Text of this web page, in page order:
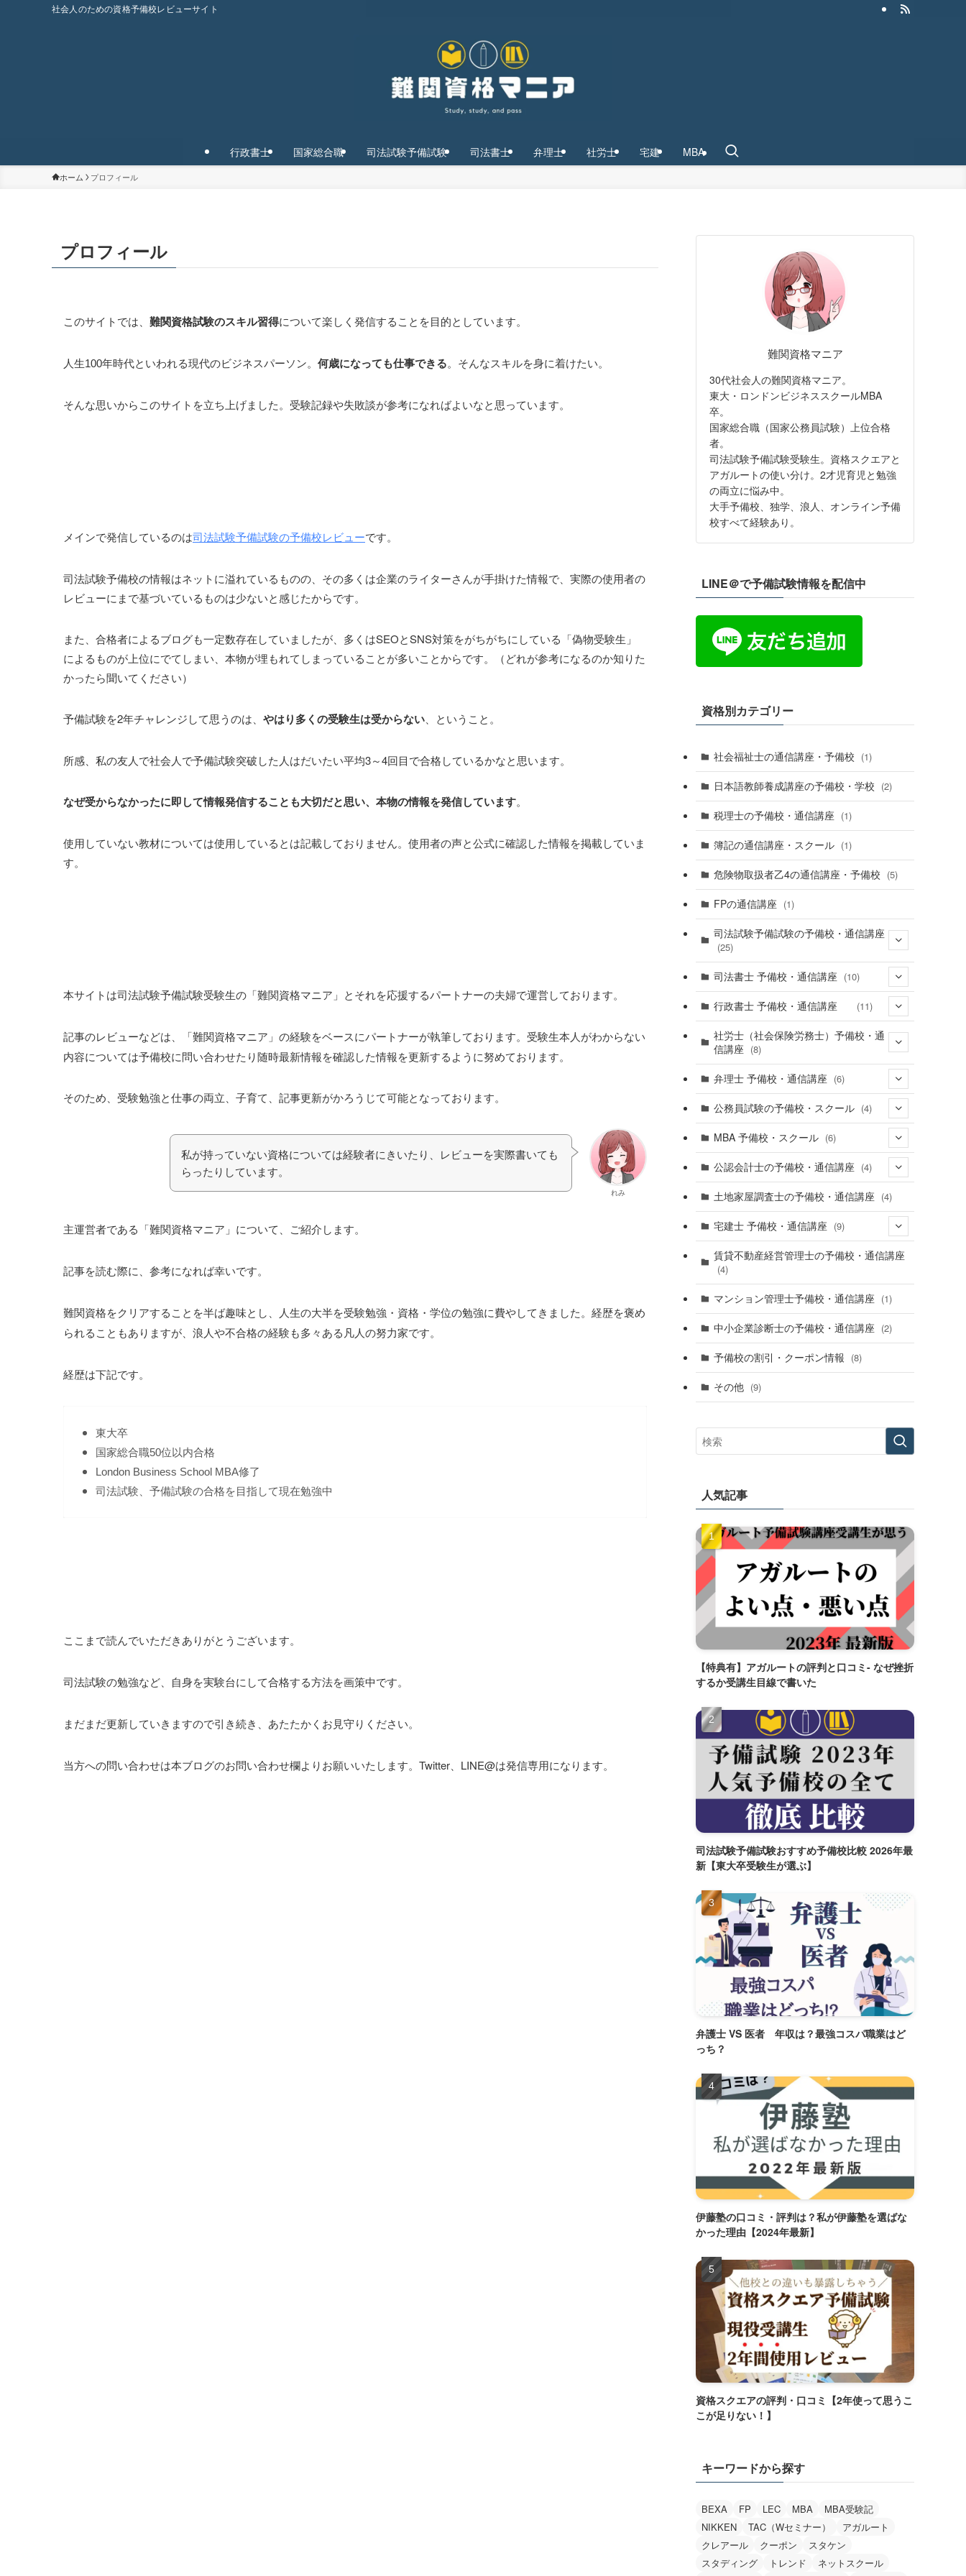
社会人のための資格予備校レビューサイト
行政書士 国家総合職 司法試験予備試験 司法書士 弁理士 社労士 宅建 MBA
ホーム プロフィール
プロフィール
このサイトでは、 難関資格試験のスキル習得について楽しく発信することを目的としています。
人生100年時代といわれる現代のビジネスパーソン。 何歳になっても仕事できる。そんなスキルを身に着けたい。
そんな思いからこのサイトを立ち上げました。受験記録や失敗談が参考になればよいなと思っています。
メインで発信しているのは司法試験予備試験の予備校レビューです。
司法試験予備校の情報はネットに溢れているものの、その多くは企業のライターさんが手掛けた情報で、実際の使用者の
レビューにまで基づいているものは少ないと感じたからです。
また、合格者によるブログも一定数存在していましたが、多くはSEOとSNS対策をがちがちにしている「偽物受験生」
によるものが上位にでてしまい、本物が埋もれてしまっていることが多いことからです。（どれが参考になるのか知りた
かったら聞いてください）
予備試験を2年チャレンジして思うのは、 やはり多くの受験生は受からない 、ということ。
所感、私の友人で社会人で予備試験突破した人はだいたい平均3～4回目で合格しているかなと思います。
なぜ受からなかったに即して情報発信することも大切だと思い、本物の情報を発信しています。
使用していない教材については使用しているとは記載しておりません。使用者の声と公式に確認した情報を掲載していま
す。
本サイトは司法試験予備試験受験生の「難関資格マニア」とそれを応援するパートナーの夫婦で運営しております。
記事のレビューなどは、「難関資格マニア」の経験をベースにパートナーが執筆しております。 受験生本人がわからない
内容については予備校に問い合わせたり随時最新情報を確認した情報を更新するように努めております。
そのため、受験勉強と仕事の両立、子育て、記事更新がかろうじて可能となっております。
れみ
私が持っていない資格については経験者にきいたり、レビューを実際書いても
らったりしています。
主運営者である「難関資格マニア」について、ご紹介します。
記事を読む際に、参考になれば幸いです。
難関資格をクリアすることを半ば趣味とし、人生の大半を受験勉強・資格・学位の勉強に費やしてきました。経歴を褒め
られることもありますが、浪人や不合格の経験も多々ある凡人の努力家です。
経歴は下記です。
東大卒
国家総合職50位以内合格
London Business School MBA修了
司法試験、予備試験の合格を目指して現在勉強中
ここまで読んでいただきありがとうございます。
司法試験の勉強など、自身を実験台にして合格する方法を画策中です。
まだまだ更新していきますので引き続き、あたたかくお見守りください。
当方への問い合わせは本ブログのお問い合わせ欄よりお願いいたします。Twitter、LINE@は発信専用になります。
難関資格マニア
30代社会人の難関資格マニア。
東大・ロンドンビジネススクールMBA
卒。
国家総合職（国家公務員試験）上位合格
者。
司法試験予備試験受験生。資格スクエアと
アガルートの使い分け。2才児育児と勉強
の両立に悩み中。
大手予備校、独学、浪人、オンライン予備
校すべて経験あり。
LINE＠で予備試験情報を配信中
資格別カテゴリー
社会福祉士の通信講座・予備校 (1)
日本語教師養成講座の予備校・学校 (2)
税理士の予備校・通信講座 (1)
簿記の通信講座・スクール (1)
危険物取扱者乙4の通信講座・予備校 (5)
FPの通信講座 (1)
司法試験予備試験の予備校・通信講座
(25)
(6)
司法書士 予備校・通信講座 (10)
行政書士 予備校・通信講座 (11)
(9)
社労士（社会保険労務士）予備校・通
信講座 (8)
弁理士 予備校・通信講座 (6)
(4)
公務員試験の予備校・スクール (4)
(3)
MBA 予備校・スクール (6)
(2)
(1)
(3)
公認会計士の予備校・通信講座 (4)
土地家屋調査士の予備校・通信講座 (4)
宅建士 予備校・通信講座 (9)
(7)
賃貸不動産経営管理士の予備校・通信講座
(4)
マンション管理士予備校・通信講座 (1)
中小企業診断士の予備校・通信講座 (2)
予備校の割引・クーポン情報 (8)
その他 (9)
人気記事
【特典有】アガルートの評判と口コミ- なぜ挫折
するか受講生目線で書いた
司法試験予備試験おすすめ予備校比較 2026年最
新【東大卒受験生が選ぶ】
弁護士 VS 医者 年収は？最強コスパ職業はど
っち？
伊藤塾の口コミ・評判は？私が伊藤塾を選ばな
かった理由【2024年最新】
資格スクエアの評判・口コミ【2年使って思うこ
こが足りない！】
キーワードから探す
BEXA FP LEC MBA
MBA受験記
NIKKEN
TAC（Wセミナー）
アガルート
クレアール
クーポン
スタケン
スタディング
トレンド
ネットスクール